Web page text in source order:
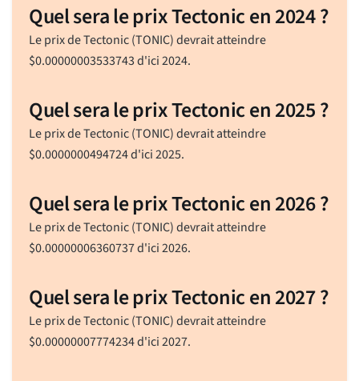
Quel sera le prix Tectonic en 2024 ?
Le prix de Tectonic (TONIC) devrait atteindre
$0.00000003533743d'ici 2024.
Quel sera le prix Tectonic en 2025 ?
Le prix de Tectonic (TONIC) devrait atteindre
$0.0000000494724d'ici 2025.
Quel sera le prix Tectonic en 2026 ?
Le prix de Tectonic (TONIC) devrait atteindre
$0.00000006360737d'ici 2026.
Quel sera le prix Tectonic en 2027 ?
Le prix de Tectonic (TONIC) devrait atteindre
$0.00000007774234d'ici 2027.